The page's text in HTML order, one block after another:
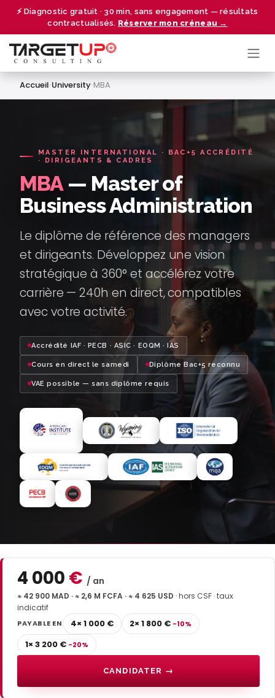
⚡ Diagnostic gratuit · 30 min, sans engagement — résultats
contractualisés. Réserver mon créneau →
Se rendre au contenu
Accueil›University›MBA
MASTER INTERNATIONAL · BAC+5 ACCRÉDITÉ
· DIRIGEANTS & CADRES
MBA— Master of
Business Administration
Le diplôme de référence des managers
et dirigeants. Développez une vision
stratégique à 360° et accélérez votre
carrière — 240h en direct, compatibles
avec votre activité.
Accrédité IAF · PECB · ASIC · EOQM · IAS
Cours en direct le samedi Diplôme Bac+5 reconnu
VAE possible — sans diplôme requis
4 000 € / an
≈ 42 900 MAD · ≈ 2,6 M FCFA · ≈ 4 625 USD · hors CSF · taux
indicatif
PAYABLE EN 4× 1 000 € 2× 1 800 € -10%
1× 3 200 € -20%
CANDIDATER →